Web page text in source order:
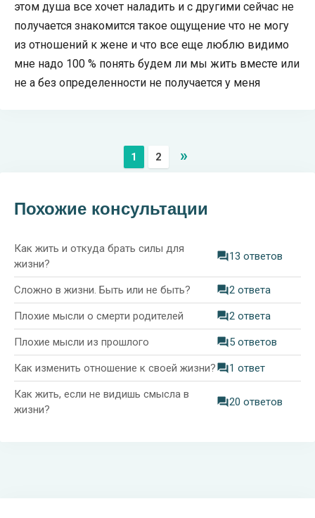
этом душа все хочет наладить и с другими сейчас не
получается знакомится такое ощущение что не могу
из отношений к жене и что все еще люблю видимо
мне надо 100 % понять будем ли мы жить вместе или
не а без определенности не получается у меня
1 2 »
Похожие консультации
Как жить и откуда брать силы для
жизни?
13 ответов
Сложно в жизни. Быть или не быть? 2 ответа
Плохие мысли о смерти родителей 2 ответа
Плохие мысли из прошлого 5 ответов
Как изменить отношение к своей жизни? 1 ответ
Как жить, если не видишь смысла в
жизни?
20 ответов